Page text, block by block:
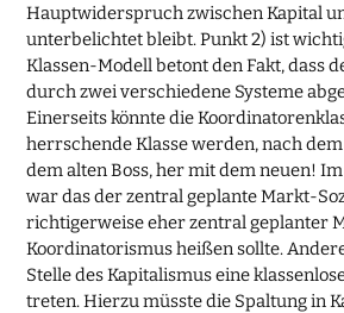
Hauptwiderspruch zwischen Kapital
unterbelichtet bleibt. Punkt 2) ist
Klassen-Modell betont den Fakt, dass
durch zwei verschiedene Systeme
Einerseits könnte die
herrschende Klasse werden, nach
dem alten Boss, her mit dem neuen!
war das der zentral geplante Markt-
richtigerweise eher zentral geplanter
Koordinatorismus heißen sollte.
Stelle des Kapitalismus eine
treten. Hierzu müsste die Spaltung in